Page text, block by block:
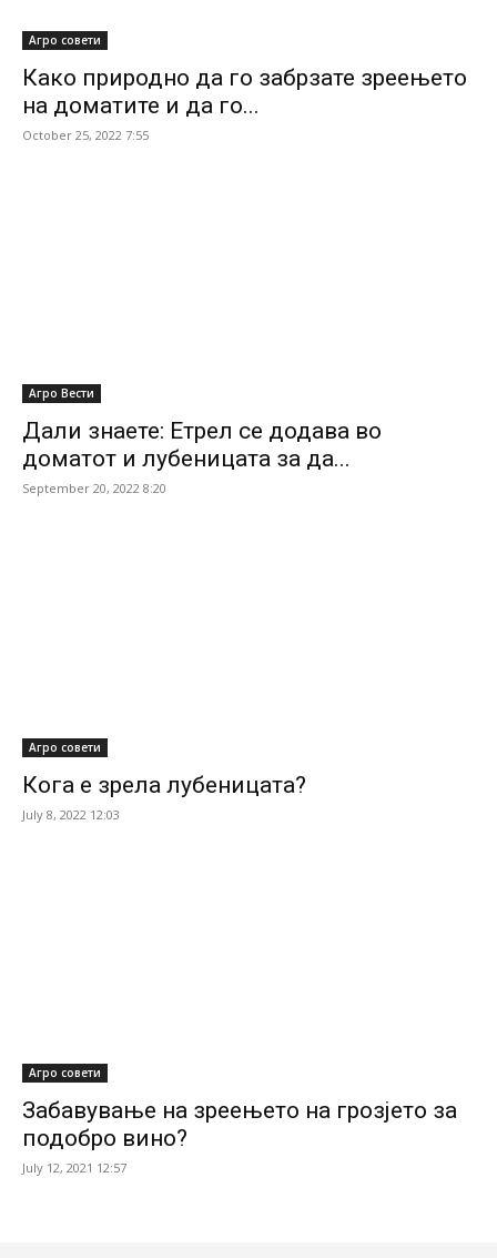
Агро совети
Како природно да го забрзате зреењето
на доматите и да го...
October 25, 2022 7:55
Агро Вести
Дали знаете: Етрел се додава во
доматот и лубеницата за да...
September 20, 2022 8:20
Агро совети
Кога е зрела лубеницата?
July 8, 2022 12:03
Агро совети
Забавување на зреењето на грозјето за
подобро вино?
July 12, 2021 12:57